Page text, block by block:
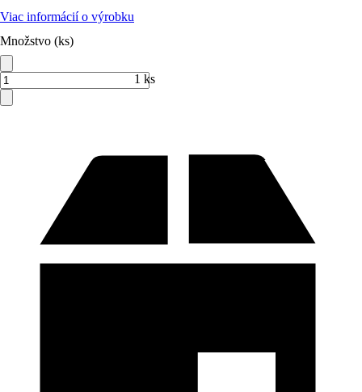
Viac informácií o výrobku
Množstvo (ks)
1 ks